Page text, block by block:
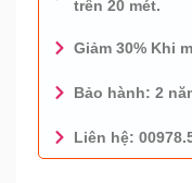
trên 20 mét.
Giảm 30% Khi
Bảo hành: 2
Liên hệ: